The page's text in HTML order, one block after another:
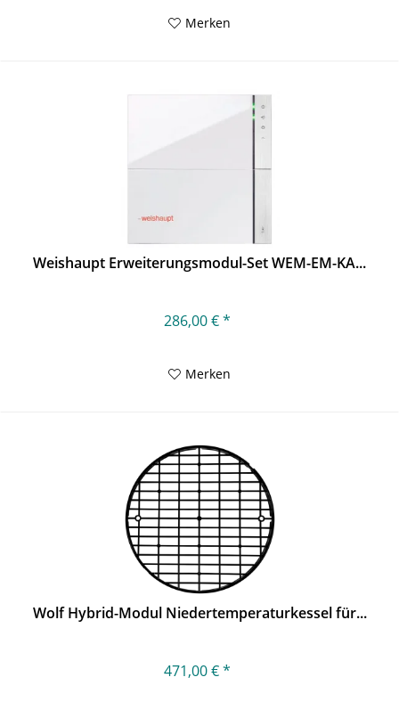
Merken
Weishaupt Erweiterungsmodul-Set WEM-EM-KA...
286,00 € *
Merken
Wolf Hybrid-Modul Niedertemperaturkessel für...
471,00 € *